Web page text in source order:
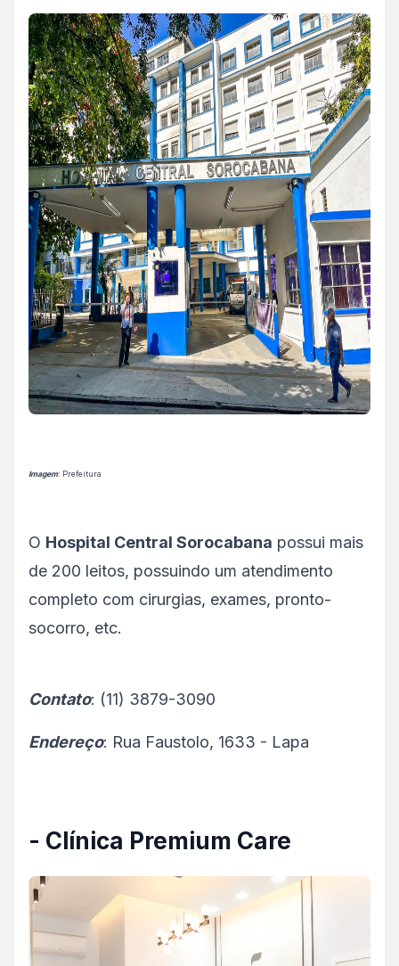
Imagem: Prefeitura
O Hospital Central Sorocabana possui mais
de 200 leitos, possuindo um atendimento
completo com cirurgias, exames, pronto-
socorro, etc.
Contato: (11) 3879-3090
Endereço: Rua Faustolo, 1633 - Lapa
- Clínica Premium Care